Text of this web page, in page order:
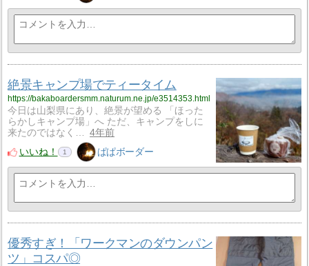
絶景キャンプ場でティータイム
https://bakaboardersmm.naturum.ne.jp/e3514353.html
今日は山梨県にあり、絶景が望める 「ほった
らかしキャンプ場」へ ただ、キャンプをしに
来たのではなく…
4年前
いいね！
1 ぱぱボーダー
優秀すぎ！「ワークマンのダウンパン
ツ」コスパ◎